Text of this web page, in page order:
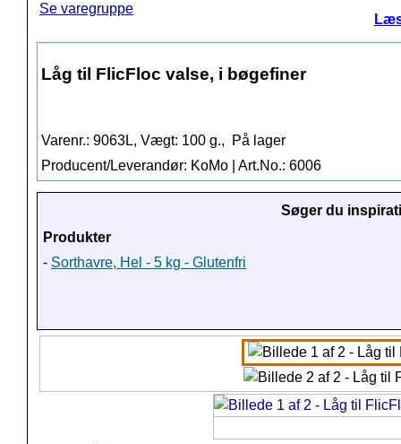
Se varegruppe
Låg til FlicFloc valse, i bøgefiner
Varenr.: 9063L, Vægt: 100 g.,
På lager
Producent/Leverandør: KoMo | Art.No.: 6006
Søger du
Produkter
- Sorthavre, Hel - 5 kg - Glutenfri